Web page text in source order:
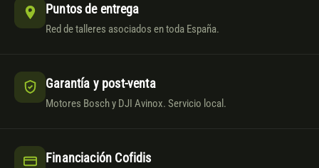
Puntos de entrega
Red de talleres asociados en toda España.
Garantía y post-venta
Motores Bosch y DJI Avinox. Servicio local.
Financiación Cofidis